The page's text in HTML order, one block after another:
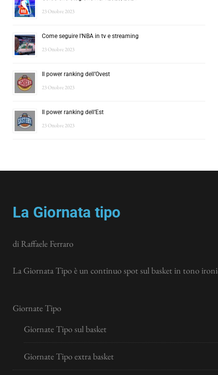
23 Ottobre 2023
Come seguire l’NBA in tv e streaming
23 Ottobre 2023
Il power ranking dell’Ovest
23 Ottobre 2023
Il power ranking dell’Est
23 Ottobre 2023
La Giornata tipo
di Raffaele Ferraro
La Giornata Tipo è un continuo spot sul basket in tono
Giornate Tipo
Giornate Tipo sul basket
Giornate Tipo extra basket